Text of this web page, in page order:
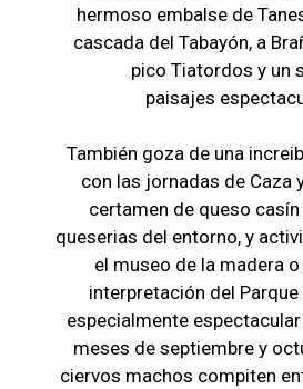
hermoso embalse de
cascada del Tabayón, a
pico Tiatordos y un
paisajes
También goza de una
con las jornadas de Caza
certamen de queso
queserias del entorno, y
el museo de la madera
interpretación del Parque
especialmente
meses de septiembre y
ciervos machos compiten